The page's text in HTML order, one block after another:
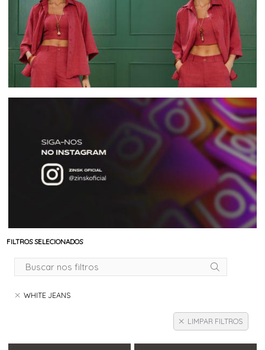
FILTROS SELECIONADOS
WHITE JEANS
LIMPAR FILTROS